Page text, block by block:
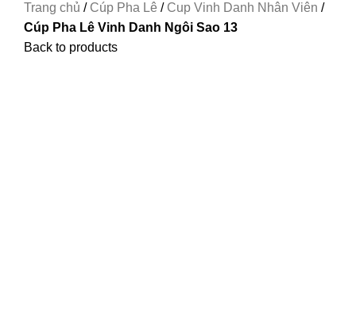
Trang chủ / Cúp Pha Lê / Cup Vinh Danh Nhân Viên /
Cúp Pha Lê Vinh Danh Ngôi Sao 13
Back to products